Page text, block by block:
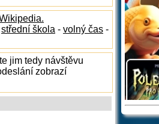
střední škola - volný čas -
jim tedy návštěvu
zobrazí